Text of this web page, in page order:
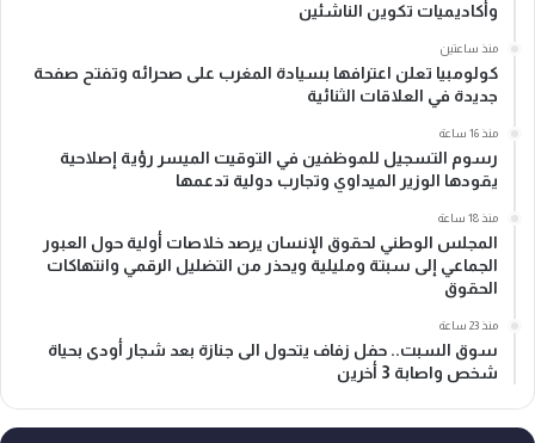
وأكاديميات تكوين الناشئين
منذ ساعتين
كولومبيا تعلن اعترافها بسيادة المغرب على صحرائه وتفتح صفحة
جديدة في العلاقات الثنائية
منذ 16 ساعة
رسوم التسجيل للموظفين في التوقيت الميسر رؤية إصلاحية
يقودها الوزير الميداوي وتجارب دولية تدعمها
منذ 18 ساعة
المجلس الوطني لحقوق الإنسان يرصد خلاصات أولية حول العبور
الجماعي إلى سبتة ومليلية ويحذر من التضليل الرقمي وانتهاكات
الحقوق
منذ 23 ساعة
سوق السبت.. حفل زفاف يتحول الى جنازة بعد شجار أودى بحياة
شخص واصابة 3 أخرين